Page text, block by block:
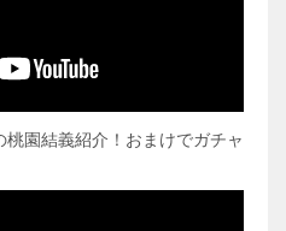
園結義紹介！おまけでガチャ